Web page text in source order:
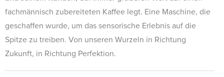
fachmännisch zubereiteten Kaffee legt. Eine Maschine, die
geschaffen wurde, um das sensorische Erlebnis auf die
Spitze zu treiben. Von unseren Wurzeln in Richtung
Zukunft, in Richtung Perfektion.